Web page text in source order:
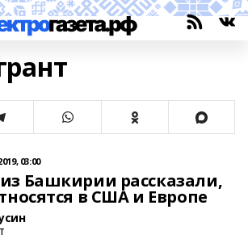
Башкирии рассказали,
в США и Европе
03:00